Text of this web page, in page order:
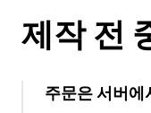
제작 전
주문은 서버에